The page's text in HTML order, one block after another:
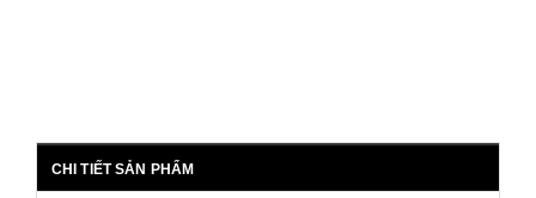
CHI TIẾT SẢN PHẨM